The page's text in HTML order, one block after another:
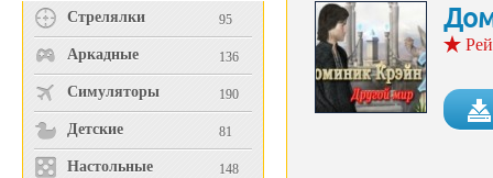
Стрелялки 95
Аркадные 136
Симуляторы 190
Детские 81
Настольные 148